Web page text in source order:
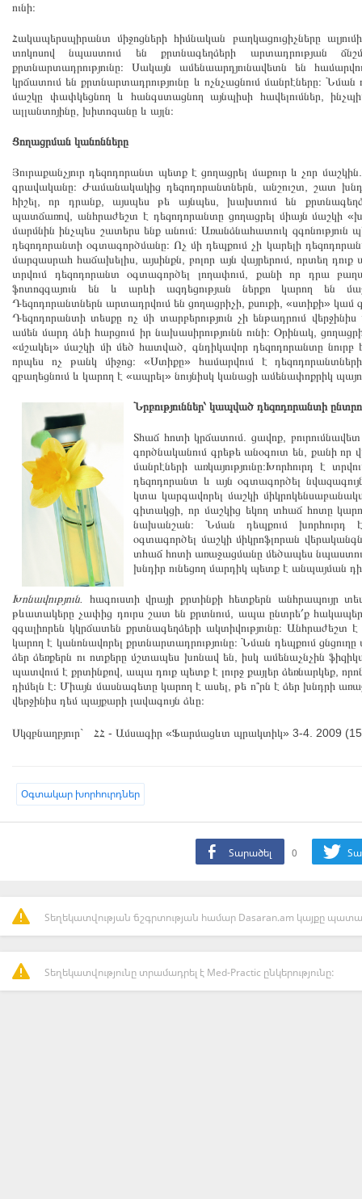
ունի։
Հակապերսպիրանտ միջոցների հիմնական բաղկացուցիչները
տոկոսով նպաստում են քրտնագեղձերի արտադրության
քրտնարտադրությունը։ Սակայն ամենաարդյունավետն են
կրճատում են քրտնարտադրությունը և ոչնչացնում մանրէները։
մաշկը փափկեցնող և հանգստացնող այնպիսի հավելումներ,
ալլանտոյինը, խիտոզանը և այլն։
Ցողացրման կանոնները
Յուրաքանչյուր դեզոդորանտ պետք է ցողացրել մաքուր և չոր
գրավականը։ Ժամանակակից դեզոդորանտներն, անշուշտ, շատ
հիշել, որ դրանք, այսպես թե այնպես, խախտում են
պատճառով, անհրաժեշտ է դեզոդորանտը ցողացրել միայն մաշկի
մարմնին ինչպես շատերս ենք անում։ Առանձնահատուկ
դեզոդորանտի օգտագործմանը։ Ոչ մի դեպքում չի կարելի
մարզասրահ հաճախելիս, այսինքն, բոլոր այն վայրերում, որտեղ
տրվում դեզոդորանտ օգտագործել լողափում, քանի որ դրա
ֆոտոզգայուն են և արևի ազդեցության ներքո կարող են
Դեզոդորանտներն արտադրվում են ցողացրիչի, քսուքի, «ստիքի» կամ
Դեզոդորանտի տեսքը ոչ մի տարբերություն չի ենթադրում
ամեն մարդ ձևի հարցում իր նախասիրությունն ունի։ Օրինակ,
«մշակել» մաշկի մի մեծ հատված, գնդիկավոր դեզոդորանտը նուրբ
որպես ոչ թանկ միջոց։ «Ստիքը» համարվում է
զբաղեցնում և կարող է «ապրել» նույնիսկ կանացի ամենափոքրիկ
Նրբություններ՝ կապված դեզոդորանտի
Տհաճ հոտի կրճատում. ցավոք,
գործնականում գրեթե անօգուտ են, քանի
մանրէների առկայությունը։Խորհուրդ է
դեզոդորանտ և այն օգտագործել
կտա կարգավորել մաշկի
գիտակցի, որ մաշկից եկող տհաճ հոտը
նախանշան։ Նման դեպքում խորհուրդ
օգտագործել մաշկի միկրոֆլորան
տհաճ հոտի առաջացմանը մեծապես
խնդիր ունեցող մարդիկ պետք է անպայման
Խոնավություն.
հագուստի վրայի քրտինքի հետքերն անհրապույր
թևատակերը չափից դուրս շատ են քրտնում, ապա ընտրե՛ք
զգալիորեն կկրճատեն քրտնագեղձերի ակտիվությունը։ Անհրաժեշտ
կարող է կանոնավորել քրտնարտադրությունը։ Նման դեպքում
ձեր ձեռքերն ու ոտքերը մշտապես խոնավ են, իսկ ամենաչնչին
պատվում է քրտինքով, ապա դուք պետք է լուրջ քայլեր ձեռնարկեք,
դիմելն է։ Միայն մասնագետը կարող է ասել, թե ո՞րն է ձեր խնդրի
վերջինիս դեմ պայքարի լավագույն ձևը։
Սկզբնաղբյուր` ՀՀ - Ամսագիր «Ֆարմացևտ պրակտիկ» 3-4. 2009
Oգտակար խորհուրդներ
Տարածել 0
Տեղեկատվության ճշգրտության համար Dasaran.am կայքը
Տեղեկատվությունը տրամադրել է Med-Practic ընկերությունը: